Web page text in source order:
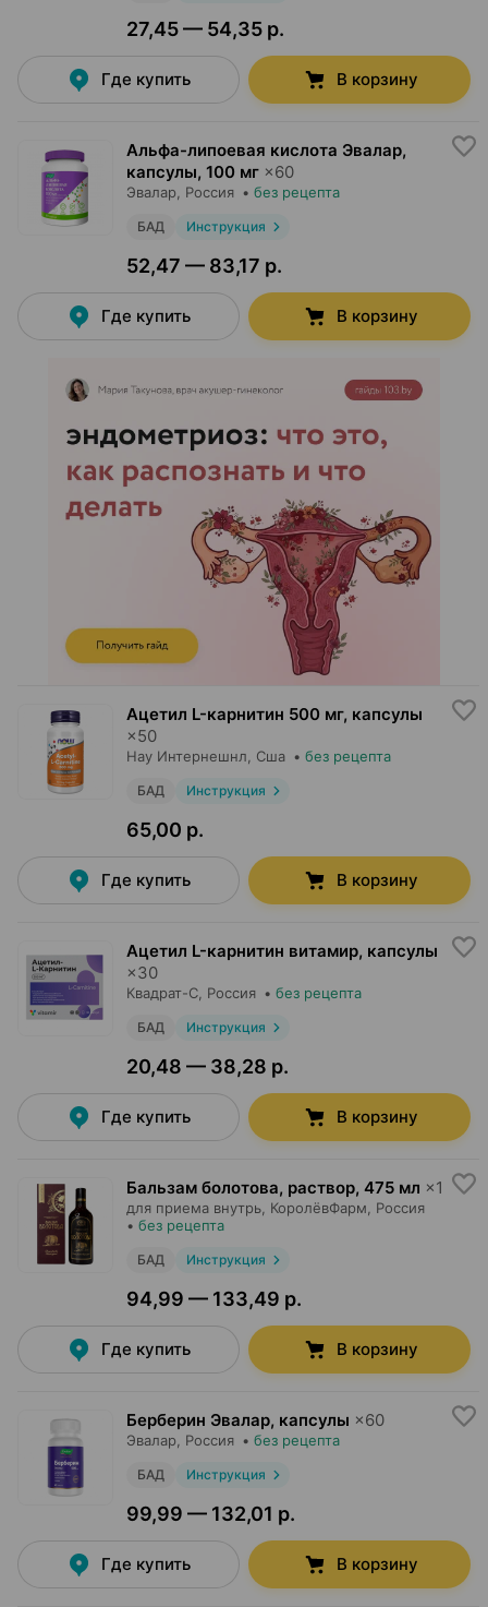
27,45 — 54,35 р.
Где купить В корзину
Альфа-липоевая кислота Эвалар,
капсулы, 100 мг ×60
Эвалар , Россия • без рецепта
БАД Инструкция
52,47 — 83,17 р.
Где купить В корзину
Ацетил L-карнитин 500 мг, капсулы
×50
Нау Интернешнл , Сша • без рецепта
БАД Инструкция
65,00 р.
Где купить В корзину
Ацетил L-карнитин витамир, капсулы
×30
Квадрат-С , Россия • без рецепта
БАД Инструкция
20,48 — 38,28 р.
Где купить В корзину
Бальзам болотова, раствор, 475 мл ×1
для приема внутрь, КоролёвФарм , Россия
• без рецепта
БАД Инструкция
94,99 — 133,49 р.
Где купить В корзину
Берберин Эвалар, капсулы ×60
Эвалар , Россия • без рецепта
БАД Инструкция
99,99 — 132,01 р.
Где купить В корзину